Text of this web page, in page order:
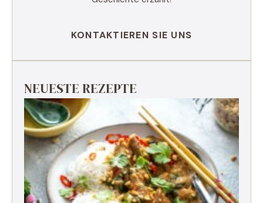
KONTAKTIEREN SIE UNS
NEUESTE REZEPTE